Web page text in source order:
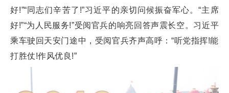
好!”“同志们辛苦了!”习近平的亲切问候振奋军心。“主席
好!”“为人民服务!”受阅官兵的响亮回答声震长空。习近平
乘车驶回天安门途中，受阅官兵齐声高呼：“听党指挥!能
打胜仗!作风优良!”